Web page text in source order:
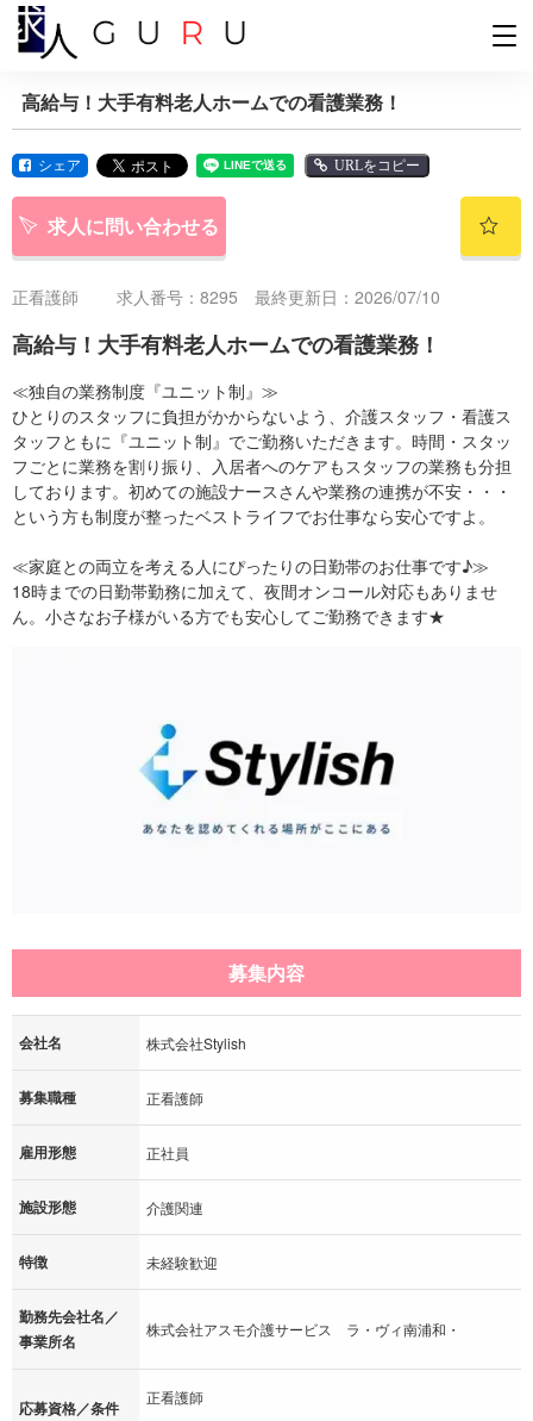
高給与！大手有料老人ホームでの看護業務！
シェア URLをコピー
求人に問い合わせる
正看護師 求人番号：8295 最終更新日：2026/07/10
高給与！大手有料老人ホームでの看護業務！
≪独自の業務制度『ユニット制』≫
ひとりのスタッフに負担がかからないよう、介護スタッフ・看護ス
タッフともに『ユニット制』でご勤務いただきます。時間・スタッ
フごとに業務を割り振り、入居者へのケアもスタッフの業務も分担
しております。初めての施設ナースさんや業務の連携が不安・・・
という方も制度が整ったベストライフでお仕事なら安心ですよ。
≪家庭との両立を考える人にぴったりの日勤帯のお仕事です♪≫
18時までの日勤帯勤務に加えて、夜間オンコール対応もありませ
ん。小さなお子様がいる方でも安心してご勤務できます★
募集内容
会社名 株式会社Stylish
募集職種 正看護師
雇用形態 正社員
施設形態 介護関連
特徴 未経験歓迎
勤務先会社名／
事業所名
株式会社アスモ介護サービス ラ・ヴィ南浦和・
応募資格／条件
正看護師